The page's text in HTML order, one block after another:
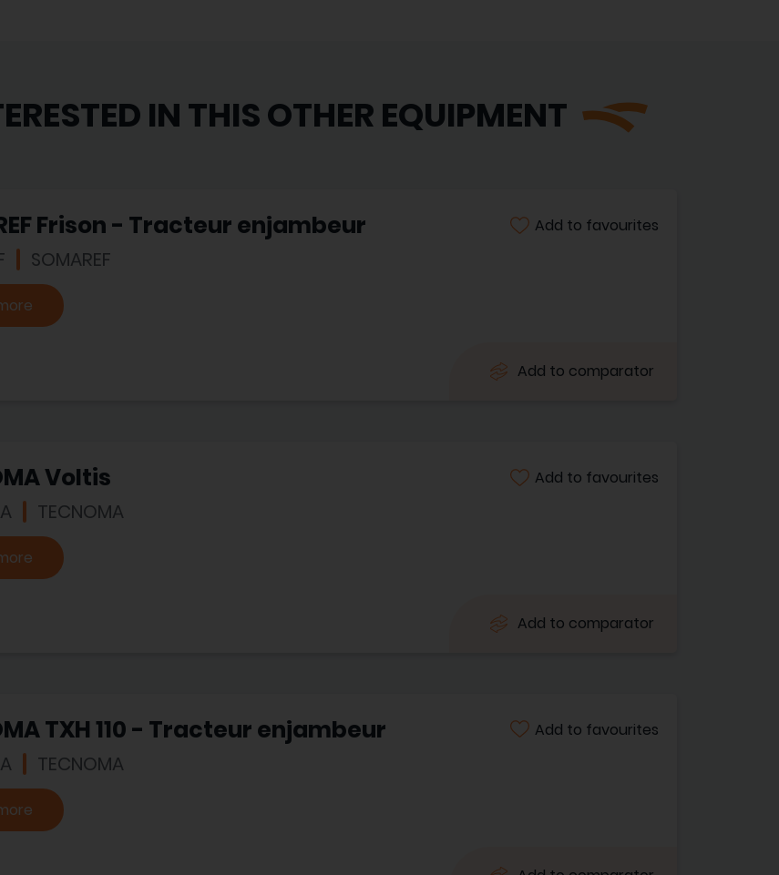
IN THIS OTHER EQUIPMENT
Frison - Tracteur enjambeur
SOMAREF
Add to favourites
Add to comparator
Voltis
TECNOMA
Add to favourites
Add to comparator
TXH 110 - Tracteur enjambeur
TECNOMA
Add to favourites